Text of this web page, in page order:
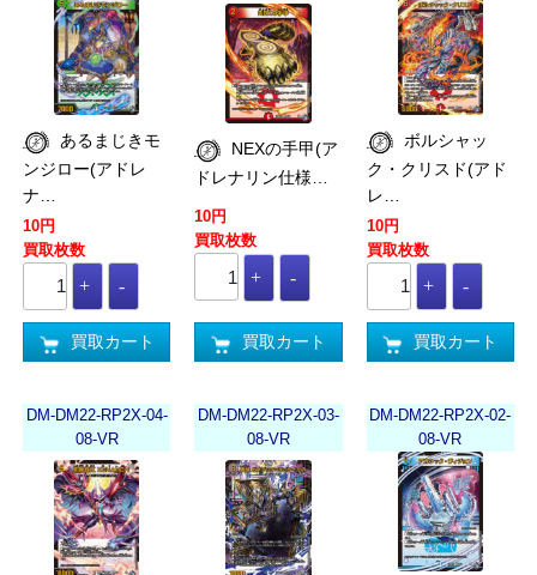
ンジロー(アドレ
ナ…
10円
買取枚数
買取カート
ドレナリン仕様…
10円
買取枚数
買取カート
ク・クリスド(アド
レ…
10円
買取枚数
買取カート
DM-DM22-RP2X-04-
08-VR
DM-DM22-RP2X-03-
08-VR
DM-DM22-RP2X-02-
08-VR